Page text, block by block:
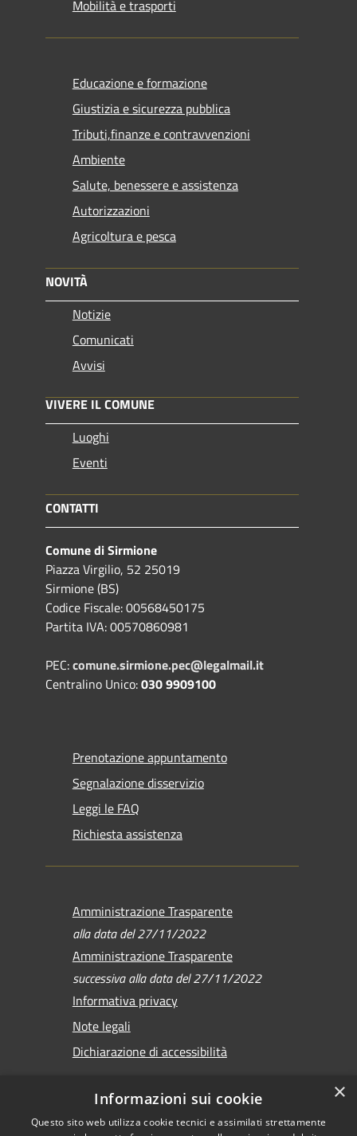
Mobilità e trasporti
Educazione e formazione
Giustizia e sicurezza pubblica
Tributi,finanze e contravvenzioni
Ambiente
Salute, benessere e assistenza
Autorizzazioni
Agricoltura e pesca
NOVITÀ
Notizie
Comunicati
Avvisi
VIVERE IL COMUNE
Luoghi
Eventi
CONTATTI
Comune di Sirmione
Piazza Virgilio, 52 25019
Sirmione (BS)
Codice Fiscale: 00568450175
Partita IVA: 00570860981
PEC:comune.sirmione.pec@legalmail.it
Centralino Unico:030 9909100
Prenotazione appuntamento
Segnalazione disservizio
Leggi le FAQ
Richiesta assistenza
Amministrazione Trasparente
alla data del 27/11/2022
Amministrazione Trasparente
successiva alla data del 27/11/2022
Informativa privacy
Note legali
Dichiarazione di accessibilità
RSS Copyright © 2026 •
×
Informazioni sui cookie
Questo sito web utilizza cookie tecnici e assimilati strettamente